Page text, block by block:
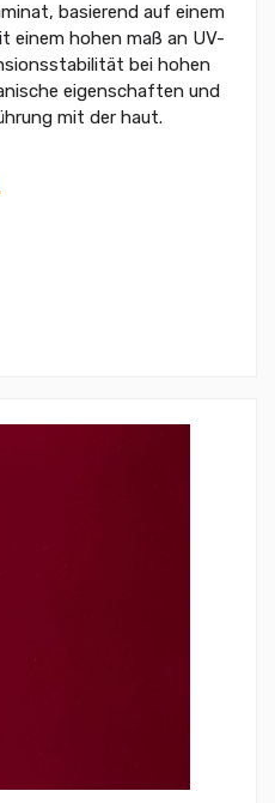
basierend auf einem
einem hohen maß an UV-
bei hohen
eigenschaften und
mit der haut.